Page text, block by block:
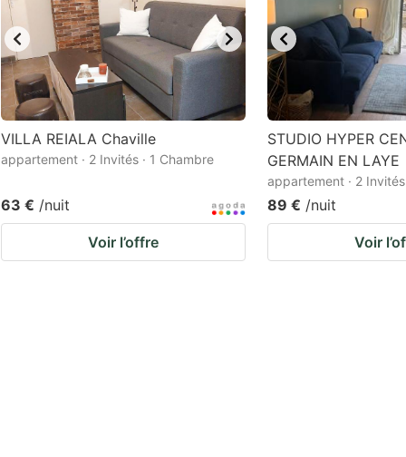
VILLA REIALA Chaville
appartement · 2 Invités · 1 Chambre
63 € /nuit
Voir l’offre
STUDIO HYPER
GERMAIN EN LAYE
appartement · 2
89 € /nuit
Voir